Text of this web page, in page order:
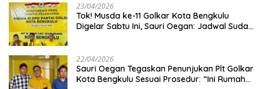
23/04/2026
‎Tok! Musda ke-11 Golkar Kota Bengkulu
Digelar Sabtu Ini, Sauri Oegan: Jadwal Sudah
22/04/2026
Sauri Oegan Tegaskan Penunjukan Plt Golkar
Kota Bengkulu Sesuai Prosedur: “Ini Rumah